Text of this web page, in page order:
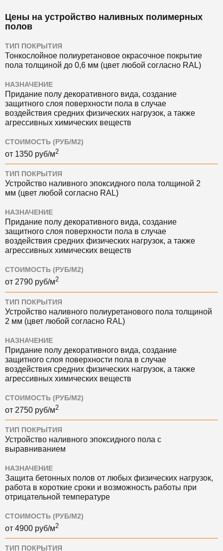
Цены на устройство наливных полимерных
полов
ТИП ПОКРЫТИЯ
Тонкослойное полиуретановое окрасочное покрытие
пола толщиной до 0,6 мм (цвет любой согласно RAL)
НАЗНАЧЕНИЕ
Придание полу декоративного вида, создание
защитного слоя поверхности пола в случае
воздействия средних физических нагрузок, а также
агрессивных химических веществ
СТОИМОСТЬ (РУБ/М2)
от 1350 руб/м2
ТИП ПОКРЫТИЯ
Устройство наливного эпоксидного пола толщиной 2
мм (цвет любой согласно RAL)
НАЗНАЧЕНИЕ
Придание полу декоративного вида, создание
защитного слоя поверхности пола в случае
воздействия средних физических нагрузок, а также
агрессивных химических веществ
СТОИМОСТЬ (РУБ/М2)
от 2790 руб/м2
ТИП ПОКРЫТИЯ
Устройство наливного полиуретанового пола толщиной
2 мм (цвет любой согласно RAL)
НАЗНАЧЕНИЕ
Придание полу декоративного вида, создание
защитного слоя поверхности пола в случае
воздействия средних физических нагрузок, а также
агрессивных химических веществ
СТОИМОСТЬ (РУБ/М2)
от 2750 руб/м2
ТИП ПОКРЫТИЯ
Устройство наливного эпоксидного пола с
выравниванием
НАЗНАЧЕНИЕ
Защита бетонных полов от любых физических нагрузок,
работа в короткие сроки и возможность работы при
отрицательной температуре
СТОИМОСТЬ (РУБ/М2)
от 4900 руб/м2
ТИП ПОКРЫТИЯ